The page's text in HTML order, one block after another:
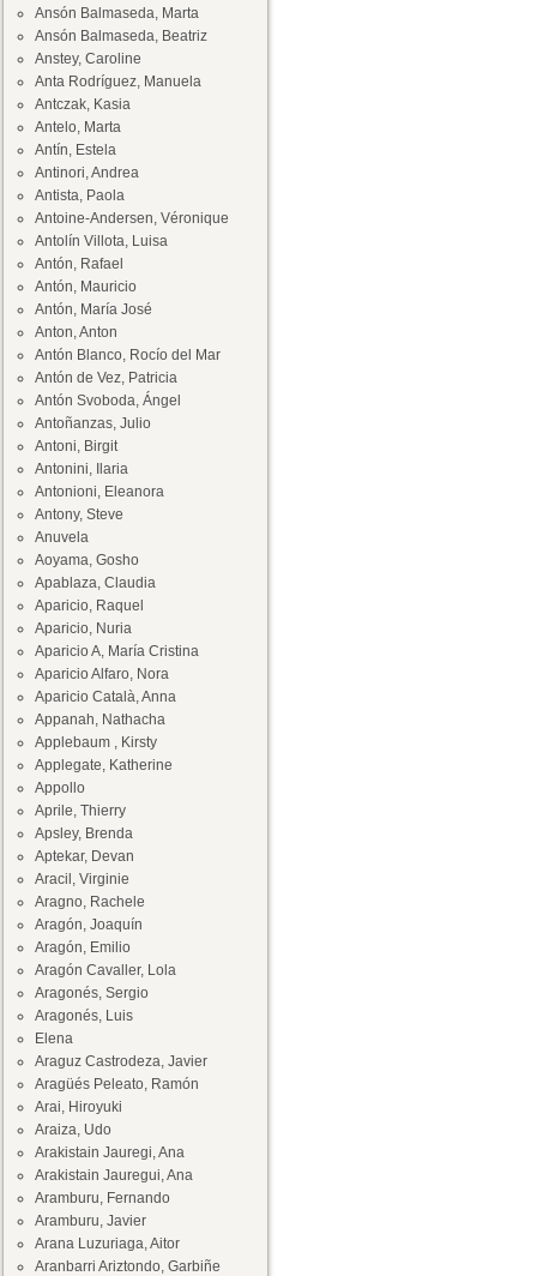
Ansón Balmaseda, Marta
Ansón Balmaseda, Beatriz
Anstey, Caroline
Anta Rodríguez, Manuela
Antczak, Kasia
Antelo, Marta
Antín, Estela
Antinori, Andrea
Antista, Paola
Antoine-Andersen, Véronique
Antolín Villota, Luisa
Antón, Rafael
Antón, Mauricio
Antón, María José
Anton, Anton
Antón Blanco, Rocío del Mar
Antón de Vez, Patricia
Antón Svoboda, Ángel
Antoñanzas, Julio
Antoni, Birgit
Antonini, Ilaria
Antonioni, Eleanora
Antony, Steve
Anuvela
Aoyama, Gosho
Apablaza, Claudia
Aparicio, Raquel
Aparicio, Nuria
Aparicio A, María Cristina
Aparicio Alfaro, Nora
Aparicio Català, Anna
Appanah, Nathacha
Applebaum , Kirsty
Applegate, Katherine
Appollo
Aprile, Thierry
Apsley, Brenda
Aptekar, Devan
Aracil, Virginie
Aragno, Rachele
Aragón, Joaquín
Aragón, Emilio
Aragón Cavaller, Lola
Aragonés, Sergio
Aragonés, Luis
Elena
Araguz Castrodeza, Javier
Aragüés Peleato, Ramón
Arai, Hiroyuki
Araiza, Udo
Arakistain Jauregi, Ana
Arakistain Jauregui, Ana
Aramburu, Fernando
Aramburu, Javier
Arana Luzuriaga, Aitor
Aranbarri Ariztondo, Garbiñe